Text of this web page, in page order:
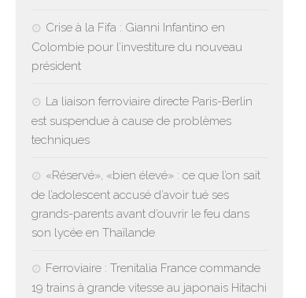
Crise à la Fifa : Gianni Infantino en
Colombie pour l’investiture du nouveau
président
La liaison ferroviaire directe Paris-Berlin
est suspendue à cause de problèmes
techniques
«Réservé», «bien élevé» : ce que l’on sait
de l’adolescent accusé d’avoir tué ses
grands-parents avant d’ouvrir le feu dans
son lycée en Thaïlande
Ferroviaire : Trenitalia France commande
19 trains à grande vitesse au japonais Hitachi